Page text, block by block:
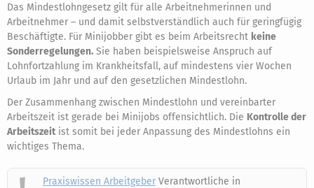
Das Mindestlohngesetz gilt für alle Arbeitnehmerinnen und
Arbeitnehmer – und damit selbstverständlich auch für geringfügig
Beschäftigte. Für Minijobber gibt es beim Arbeitsrecht keine
Sonderregelungen. Sie haben beispielsweise Anspruch auf
Lohnfortzahlung im Krankheitsfall, auf mindestens vier Wochen
Urlaub im Jahr und auf den gesetzlichen Mindestlohn.
Der Zusammenhang zwischen Mindestlohn und vereinbarter
Arbeitszeit ist gerade bei Minijobs offensichtlich. Die Kontrolle der
Arbeitszeitist somit bei jeder Anpassung des Mindestlohns ein
wichtiges Thema.
Praxiswissen Arbeitgeber Verantwortliche in